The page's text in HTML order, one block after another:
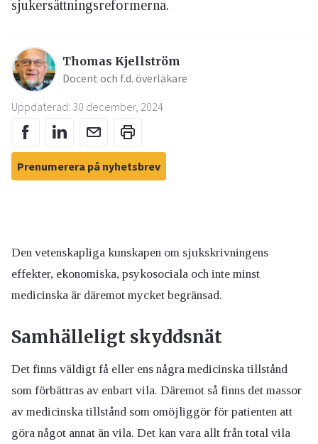
sjukersättningsreformerna.
Thomas Kjellström
Docent och f.d. överläkare
Uppdaterad: 30 december, 2024
Prenumerera på nyhetsbrev
Den vetenskapliga kunskapen om sjukskrivningens
effekter, ekonomiska, psykosociala och inte minst
medicinska är däremot mycket begränsad.
Samhälleligt skyddsnät
Det finns väldigt få eller ens några medicinska tillstånd
som förbättras av enbart vila. Däremot så finns det massor
av medicinska tillstånd som omöjliggör för patienten att
göra något annat än vila. Det kan vara allt från total vila